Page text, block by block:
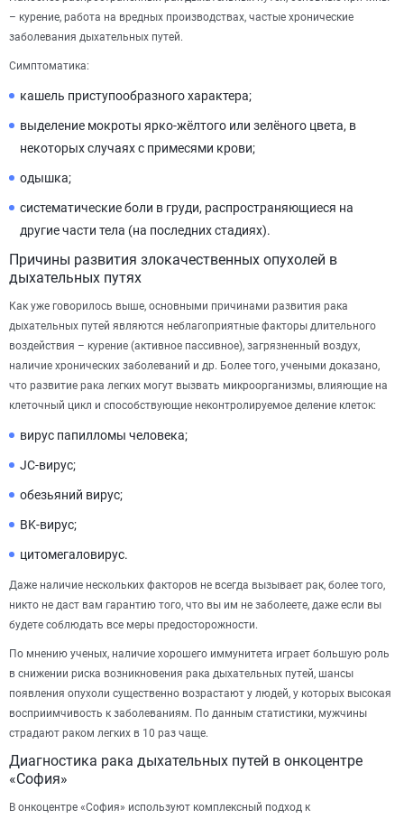
– курение, работа на вредных производствах, частые хронические
заболевания дыхательных путей.
Симптоматика:
кашель приступообразного характера;
выделение мокроты ярко-жёлтого или зелёного цвета, в
некоторых случаях с примесями крови;
одышка;
систематические боли в груди, распространяющиеся на
другие части тела (на последних стадиях).
Причины развития злокачественных опухолей в
дыхательных путях
Как уже говорилось выше, основными причинами развития рака
дыхательных путей являются неблагоприятные факторы длительного
воздействия – курение (активное пассивное), загрязненный воздух,
наличие хронических заболеваний и др. Более того, учеными доказано,
что развитие рака легких могут вызвать микроорганизмы, влияющие на
клеточный цикл и способствующие неконтролируемое деление клеток:
вирус папилломы человека;
JC-вирус;
обезьяний вирус;
BK-вирус;
цитомегаловирус.
Даже наличие нескольких факторов не всегда вызывает рак, более того,
никто не даст вам гарантию того, что вы им не заболеете, даже если вы
будете соблюдать все меры предосторожности.
По мнению ученых, наличие хорошего иммунитета играет большую роль
в снижении риска возникновения рака дыхательных путей, шансы
появления опухоли существенно возрастают у людей, у которых высокая
восприимчивость к заболеваниям. По данным статистики, мужчины
страдают раком легких в 10 раз чаще.
Диагностика рака дыхательных путей в онкоцентре
«София»
В онкоцентре «София» используют комплексный подход к